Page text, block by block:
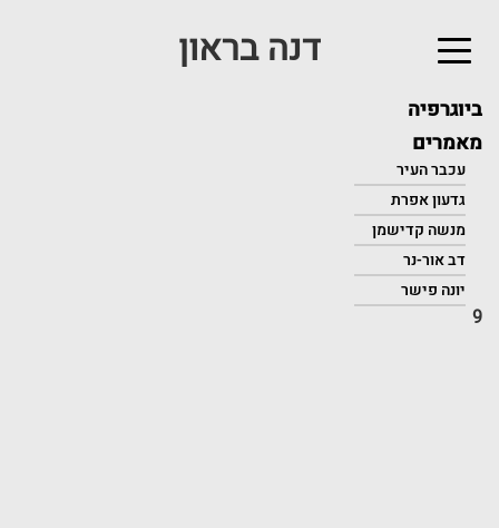
ראשי
דנה בראון
ביוגרפיה
מאמרים
עכבר העיר
גדעון אפרת
מנשה קדישמן
דב אור-נר
יונה פישר
9